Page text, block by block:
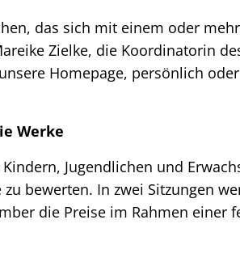
das sich mit einem oder
Zielke, die Koordinatorin
Homepage, persönlich
Werke
Jugendlichen und
bewerten. In zwei Sitzungen
die Preise im Rahmen einer